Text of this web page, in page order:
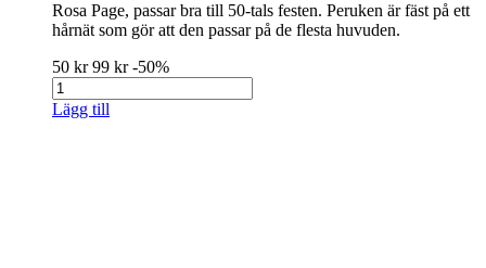
Rosa Page, passar bra till 50-tals festen. Peruken är fäst på ett
hårnät som gör att den passar på de flesta huvuden.
50 kr99 kr-50%
Lägg till